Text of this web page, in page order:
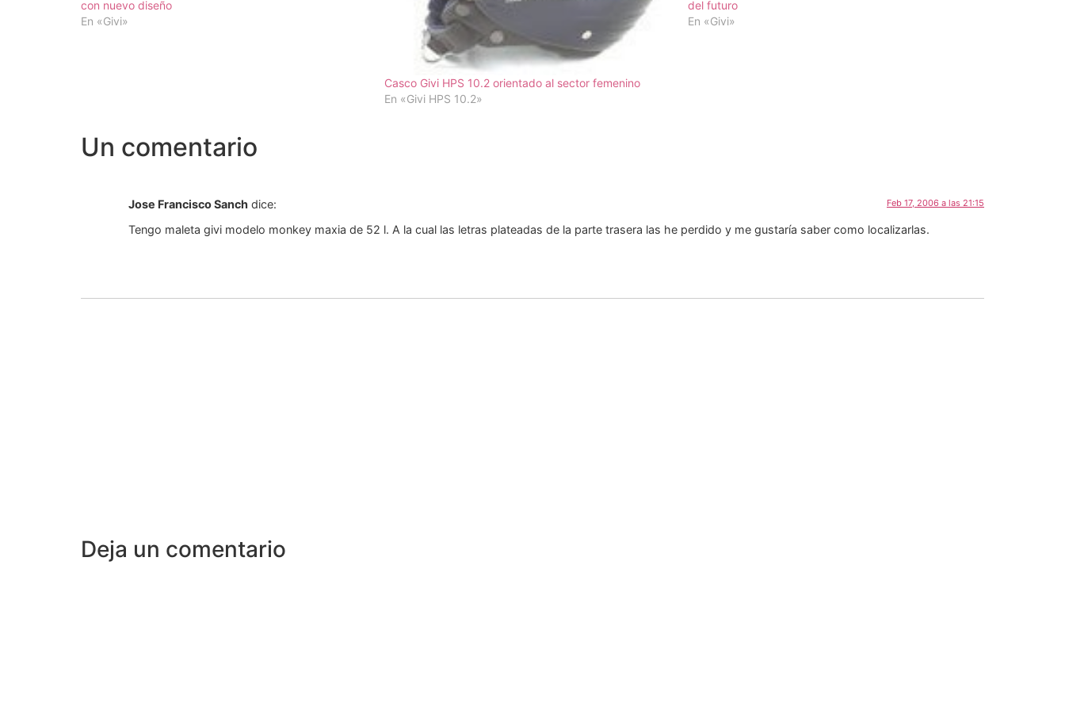
con nuevo diseño
En «Givi»
Casco Givi HPS 10.2 orientado al sector femenino
En «Givi HPS 10.2»
del futuro
En «Givi»
Un comentario
Jose Francisco Sanch dice: Feb 17, 2006 a las 21:15
Tengo maleta givi modelo monkey maxia de 52 l. A la cual las letras plateadas de la parte trasera las he perdido y me gustaría saber como localizarlas.
Deja un comentario